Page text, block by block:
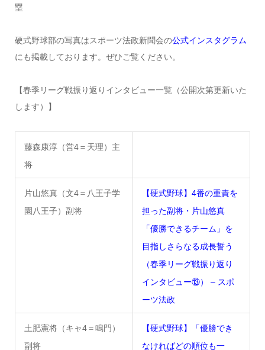
塁
硬式野球部の写真はスポーツ法政新聞会の公式インスタグラム
にも掲載しております。ぜひご覧ください。
【春季リーグ戦振り返りインタビュー一覧（公開次第更新いた
します）】
藤森康淳（営4＝天理）主
将
片山悠真（文4＝八王子学
園八王子）副将
【硬式野球】4番の重責を
担った副将・片山悠真
「優勝できるチーム」を
目指しさらなる成長誓う
（春季リーグ戦振り返り
インタビュー⑬） – スポ
ーツ法政
土肥憲将（キャ4＝鳴門）
副将
【硬式野球】「優勝でき
なければどの順位も一